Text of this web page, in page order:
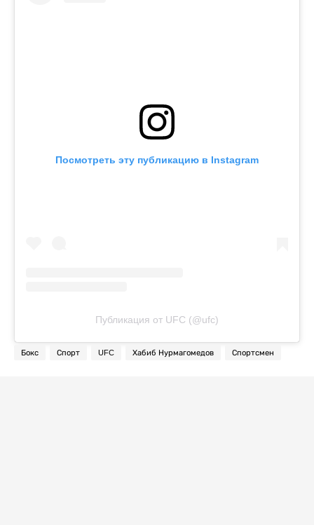
Посмотреть эту публикацию в Instagram
Публикация от UFC (@ufc)
Бокс Спорт UFC Хабиб Нурмагомедов Спортсмен